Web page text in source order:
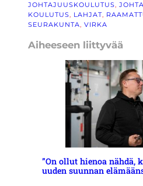
JOHTAJUUSKOULUTUS,
KOULUTUS, LAHJAT,
SEURAKUNTA, VIRKA
Aiheeseen liittyvää
”On ollut hienoa nähdä,
uuden suunnan